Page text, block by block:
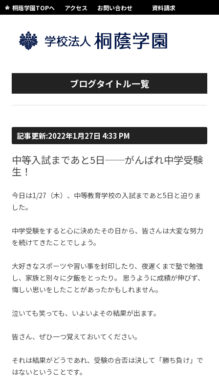
桐蔭学園TOPへ アクセス お問い合わせ 資料請求
ブログタイトル一覧
記事更新:2022年1月27日 4:33 PM
中等入試まであと5日──がんばれ中学受験
生！
今日は1/27（木）、中等教育学校の入試まであと5日と迫りま
した。
中学受験をすると心に決めたその日から、皆さんは大変な努力
を続けてきたことでしょう。
大好きなスポーツや習い事を封印したり、夜遅くまで塾で勉強
し、家族と別々に夕飯をとったり。 思うように成績が伸びず、
悔しい思いをしたことがあったかもしれません。
泣いても笑っても、いよいよその結果が出ます。
皆さん、ぜひ一つ覚えておいてください。
それは結果がどうであれ、受験の合否は決して「勝ち負け」で
はないということです。